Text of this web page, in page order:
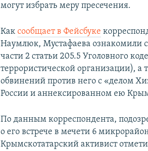
могут избрать меру пресечения.
Каксообщает в Фейсбуке
Наумлюк, Мустафаева ознакомили
части 2 статьи 205.5 Уголовного
террористической организации), а
обвинений против него с «делом
России и аннексированном ею
По данным корреспондента,
о его встрече в мечети 6
Крымскотатарский активист